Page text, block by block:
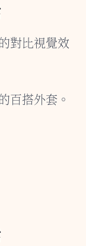
對比視覺效
百搭外套。